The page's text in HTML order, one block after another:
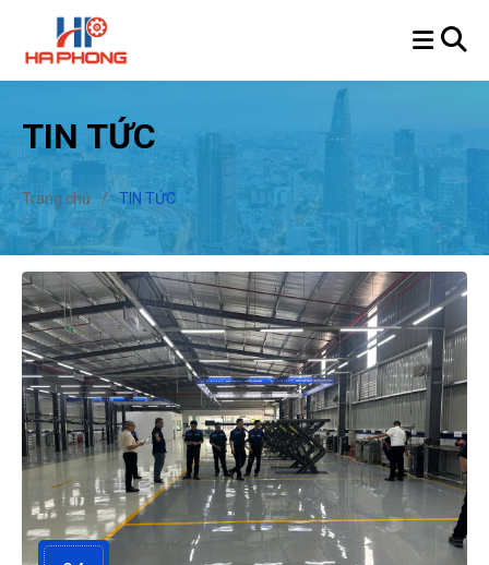
TIN TỨC
Trang chủ / TIN TỨC